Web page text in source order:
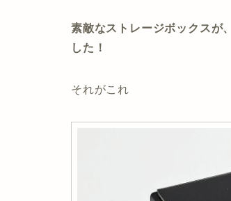
素敵なストレージボックスが
した！
それがこれ